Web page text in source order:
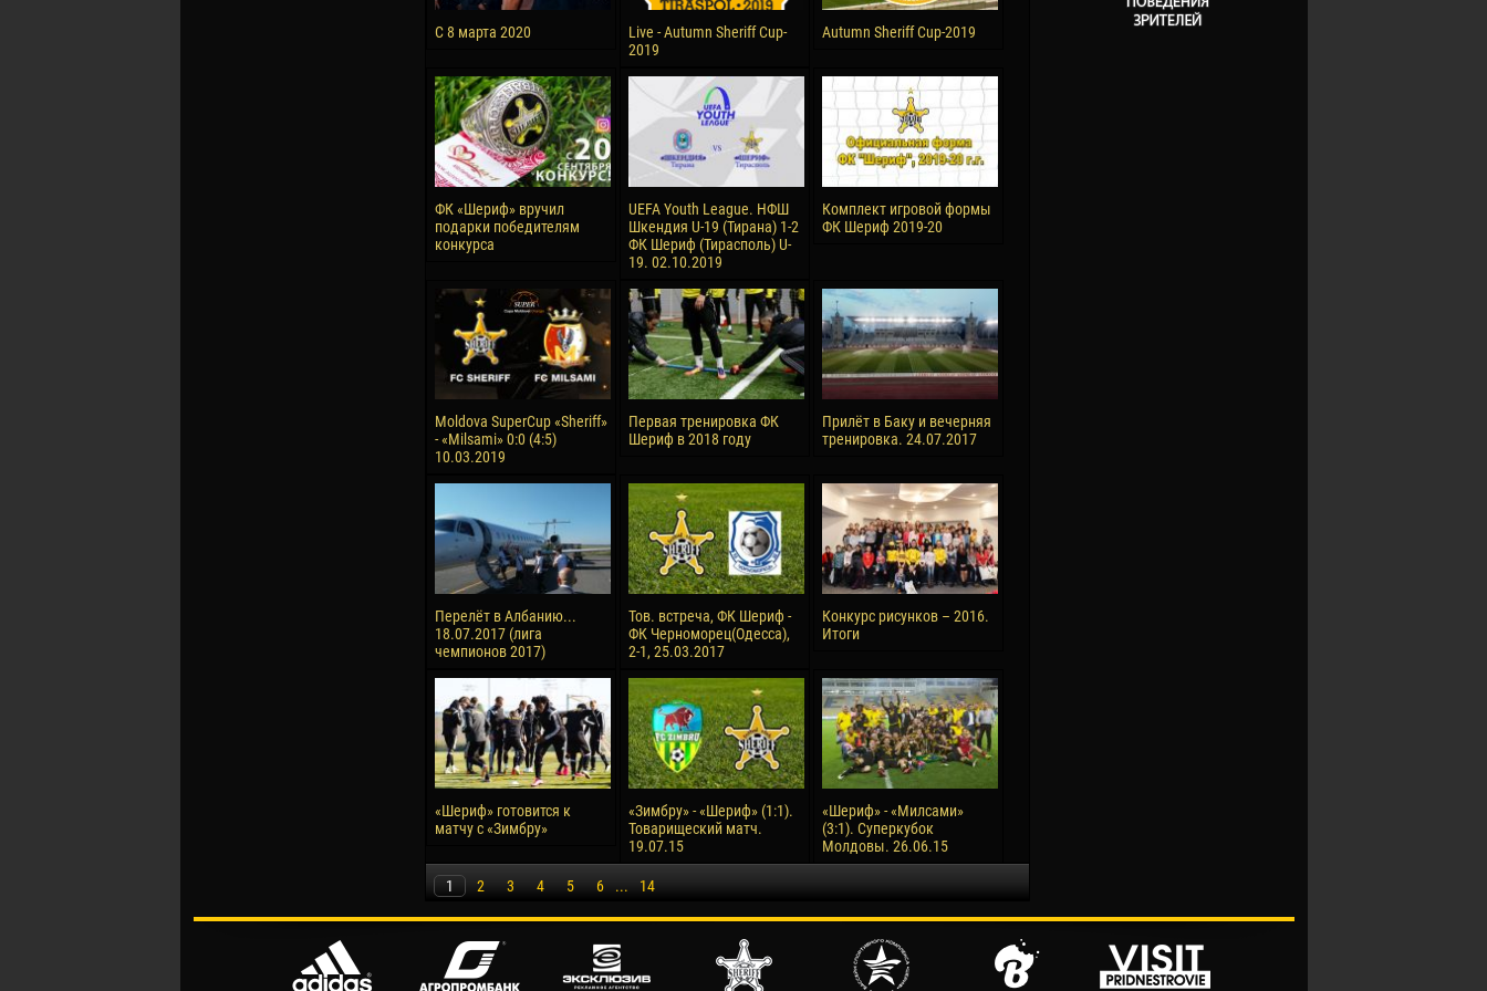
С 8 марта 2020
Live - Autumn Sheriff Cup-
2019
Autumn Sheriff Cup-2019
ФК «Шериф» вручил
подарки победителям
конкурса
UEFA Youth League. НФШ
Шкендия U-19 (Тирана) 1-2
ФК Шериф (Тирасполь) U-
19. 02.10.2019
Комплект игровой формы
ФК Шериф 2019-20
Moldova SuperCup «Sheriff»
- «Milsami» 0:0 (4:5)
10.03.2019
Первая тренировка ФК
Шериф в 2018 году
Прилёт в Баку и вечерняя
тренировка. 24.07.2017
Перелёт в Албанию...
18.07.2017 (лига
чемпионов 2017)
Тов. встреча, ФК Шериф -
ФК Черноморец(Одесса),
2-1, 25.03.2017
Конкурс рисунков – 2016.
Итоги
«Шериф» готовится к
матчу с «Зимбру»
«Зимбру» - «Шериф» (1:1).
Товарищеский матч.
19.07.15
«Шериф» - «Милсами»
(3:1). Суперкубок
Молдовы. 26.06.15
1 2 3 4 5 6 ... 14